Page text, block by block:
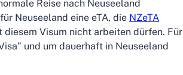
Reise nach Neuseeland
Neuseeland eine eTA, die NZeTA
Visum nicht arbeiten dürfen. Für
und um dauerhaft in Neuseeland